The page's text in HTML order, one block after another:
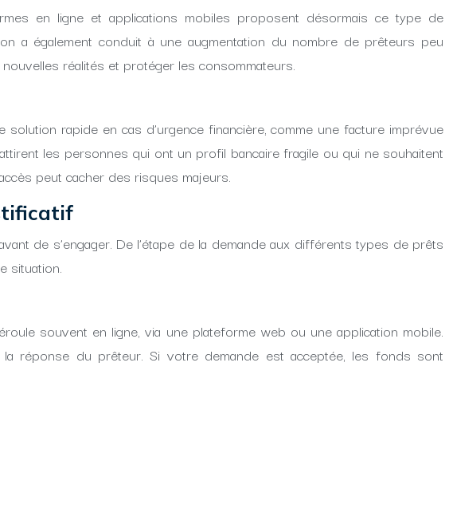
en ligne et applications mobiles proposent désormais ce type de
a également conduit à une augmentation du nombre de prêteurs peu
réalités et protéger les consommateurs.
rapide en cas d’urgence financière, comme une facture imprévue
les personnes qui ont un profil bancaire fragile ou qui ne souhaitent
peut cacher des risques majeurs.
de s’engager. De l’étape de la demande aux différents types de prêts
situation.
souvent en ligne, via une plateforme web ou une application mobile.
réponse du prêteur. Si votre demande est acceptée, les fonds sont